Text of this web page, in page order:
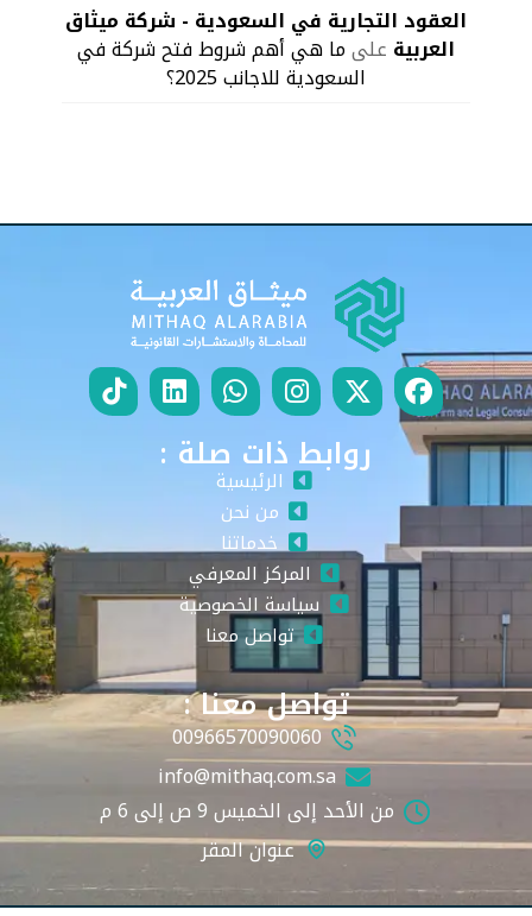
العقود التجارية في السعودية - شركة ميثاق
العربية علىما هي أهم شروط فتح شركة في
السعودية للاجانب 2025؟
روابط ذات صلة :
الرئيسية
من نحن
خدماتنا
المركز المعرفي
سياسة الخصوصية
تواصل معنا
تواصل معنا :
00966570090060
info@mithaq.com.sa
من الأحد إلى الخميس 9 ص إلى 6 م
عنوان المقر